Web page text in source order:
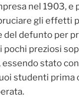
nel 1903, e
gli effetti
del defunto per
pochi preziosi
essendo stato
studenti prima